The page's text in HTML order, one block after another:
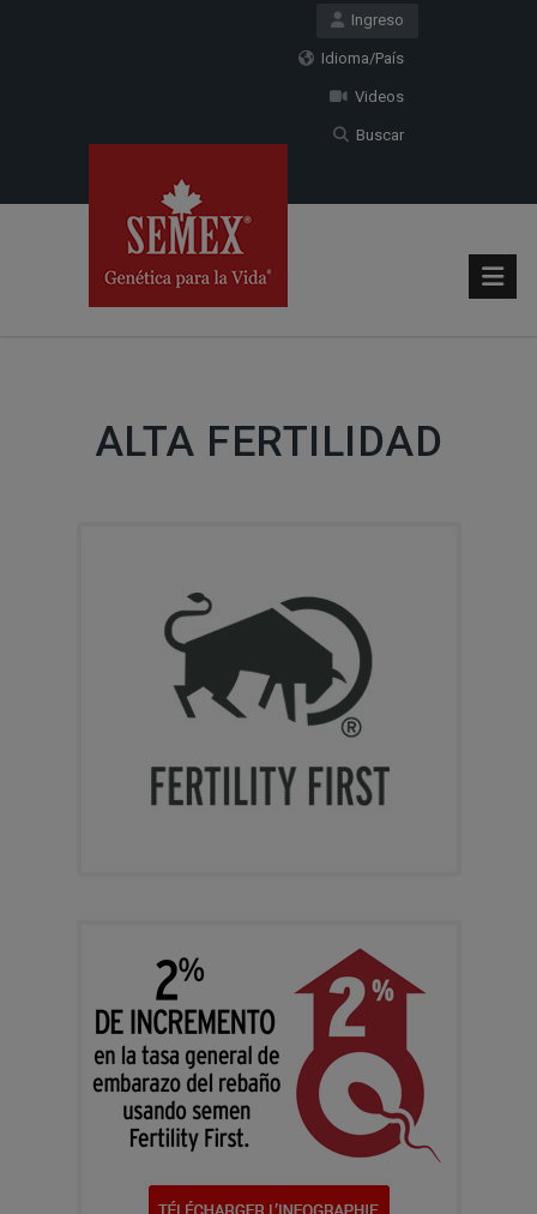
Ingreso
Idioma/País
Videos
Buscar
ALTA FERTILIDAD